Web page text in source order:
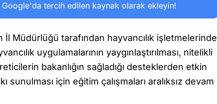
Google'da tercih edilen kaynak olarak ekleyin!
İl Müdürlüğü tarafından hayvancılık işletmelerinde
uygulamalarının yaygınlaştırılması, nitelikli
bakanlığın sağladığı desteklerden etkin
için eğitim çalışmaları aralıksız devam